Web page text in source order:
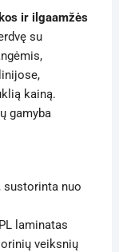
ir ilgaamžės
su
kainą.
gamyba
sustorinta nuo
laminatas
veiksnių